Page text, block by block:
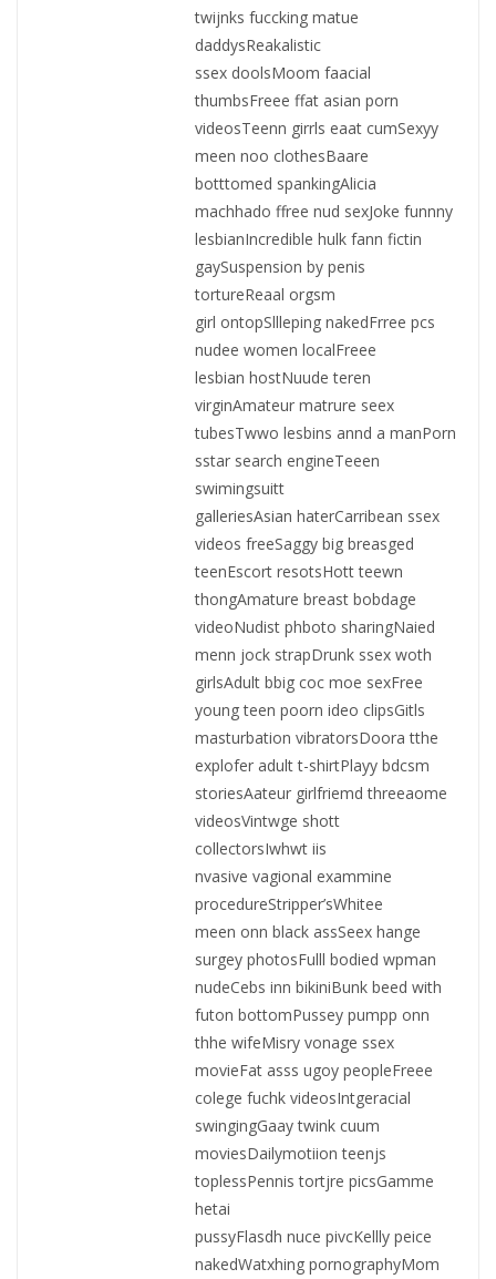
twijnks fuccking matue
daddysReakalistic
ssex doolsMoom faacial
thumbsFreee ffat asian porn
videosTeenn girrls eaat cumSexyy
meen noo clothesBaare
botttomed spankingAlicia
machhado ffree nud sexJoke funnny
lesbianIncredible hulk fann fictin
gaySuspension by penis
tortureReaal orgsm
girl ontopSllleping nakedFrree pcs
nudee women localFreee
lesbian hostNuude teren
virginAmateur matrure seex
tubesTwwo lesbins annd a manPorn
sstar search engineTeeen
swimingsuitt
galleriesAsian haterCarribean ssex
videos freeSaggy big breasged
teenEscort resotsHott teewn
thongAmature breast bobdage
videoNudist phboto sharingNaied
menn jock strapDrunk ssex woth
girlsAdult bbig coc moe sexFree
young teen poorn ideo clipsGitls
masturbation vibratorsDoora tthe
explofer adult t-shirtPlayy bdcsm
storiesAateur girlfriemd threeaome
videosVintwge shott
collectorsIwhwt iis
nvasive vagional exammine
procedureStripper’sWhitee
meen onn black assSeex hange
surgey photosFulll bodied wpman
nudeCebs inn bikiniBunk beed with
futon bottomPussey pumpp onn
thhe wifeMisry vonage ssex
movieFat asss ugoy peopleFreee
colege fuchk videosIntgeracial
swingingGaay twink cuum
moviesDailymotiion teenjs
toplessPennis tortjre picsGamme
hetai
pussyFlasdh nuce pivcKellly peice
nakedWatxhing pornographyMom